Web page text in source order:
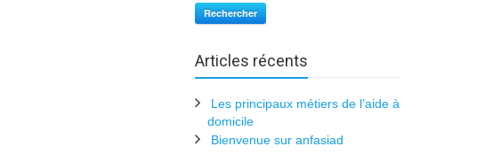
Rechercher
Articles récents
Les principaux métiers de l’aide à
domicile
Bienvenue sur anfasiad